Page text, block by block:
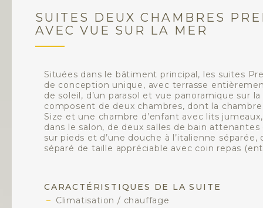
SUITES DEUX CHAMBRES
AVEC VUE SUR LA MER
Situées dans le bâtiment principal, les suites
de conception unique, avec terrasse
de soleil, d’un parasol et vue panoramique sur
composent de deux chambres, dont la
Size et une chambre d’enfant avec lits
dans le salon, de deux salles de bain
sur pieds et d’une douche à l’italienne séparée,
séparé de taille appréciable avec coin repas
CARACTÉRISTIQUES DE LA SUITE
Climatisation / chauffage